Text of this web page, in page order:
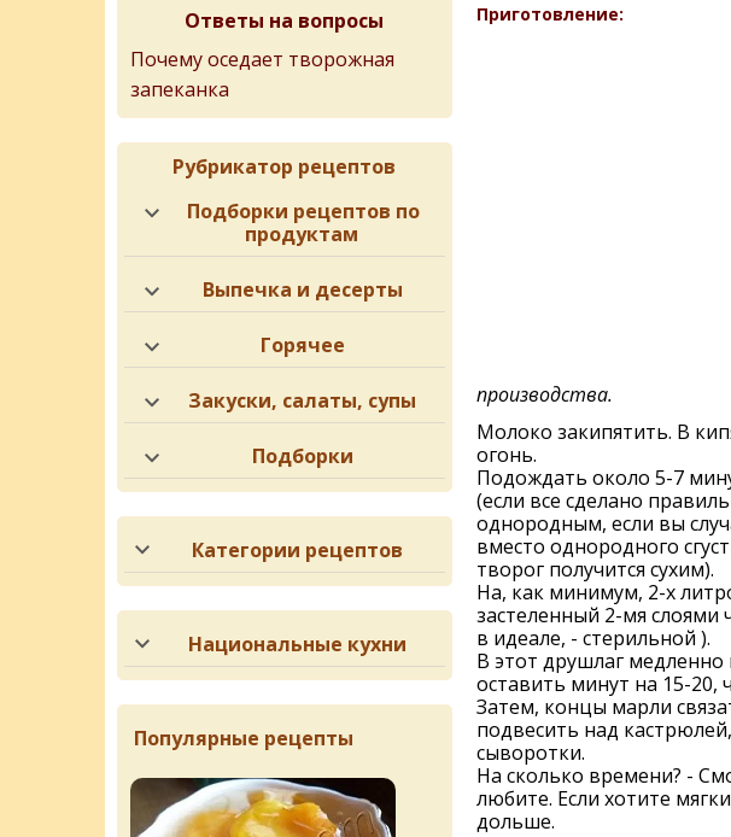
Приготовление:
производства.
Молоко закипятить. В
огонь.
Подождать около 5-7
(если все сделано
однородным, если вы
вместо однородного
творог получится сухим).
На, как минимум, 2-х
застеленный 2-мя слоями
в идеале, - стерильной ).
В этот друшлаг
оставить минут на 15-20,
Затем, концы марли
подвесить над
сыворотки.
На сколько времени? -
любите. Если хотите
дольше.
Ответы на вопросы
Почему оседает творожная
запеканка
Рубрикатор рецептов
Подборки рецептов по
продуктам
Выпечка и десерты
Горячее
Закуски, салаты, супы
Подборки
Категории рецептов
Национальные кухни
Популярные рецепты